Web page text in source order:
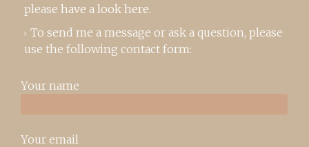
please have a look here.
To send me a message or ask a question, please
use the following contact form:
Your name
Your email